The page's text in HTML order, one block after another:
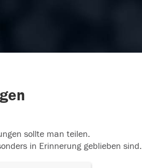
sollte man teilen.
in Erinnerung geblieben sind.